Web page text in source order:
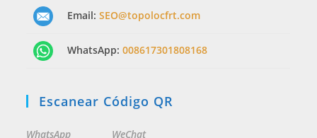
Email:SEO@topolocfrt.com
WhatsApp:008617301808168
Escanear Código QR
WhatsApp WeChat